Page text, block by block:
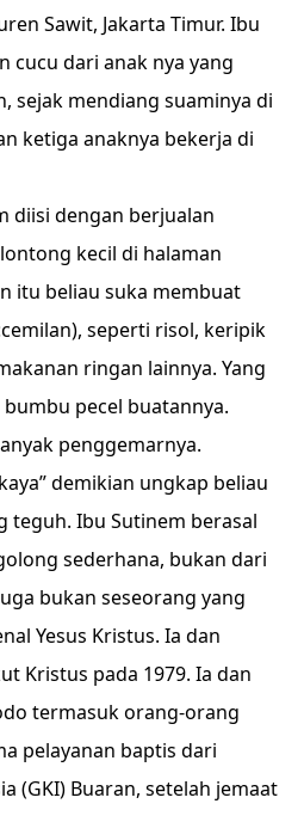
Sawit, Jakarta Timur. Ibu
cucu dari anak nya yang
sejak mendiang suaminya di
ketiga anaknya bekerja di
diisi dengan berjualan
kecil di halaman
itu beliau suka membuat
seperti risol, keripik
ringan lainnya. Yang
pecel buatannya.
penggemarnya.
demikian ungkap beliau
teguh. Ibu Sutinem berasal
sederhana, bukan dari
bukan seseorang yang
Yesus Kristus. Ia dan
Kristus pada 1979. Ia dan
termasuk orang-orang
pelayanan baptis dari
(GKI) Buaran, setelah jemaat